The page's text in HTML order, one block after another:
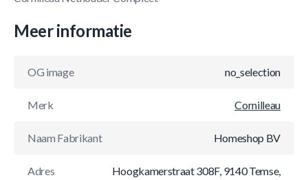
Meer informatie
OG image no_selection
Merk Cornilleau
Naam Fabrikant Homeshop BV
Adres
Hoogkamerstraat 308F, 9140 Temse,